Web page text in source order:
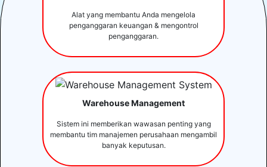
Alat yang membantu Anda mengelola
penganggaran keuangan & mengontrol
penganggaran.
Warehouse Management
Sistem ini memberikan wawasan penting yang
membantu tim manajemen perusahaan mengambil
banyak keputusan.